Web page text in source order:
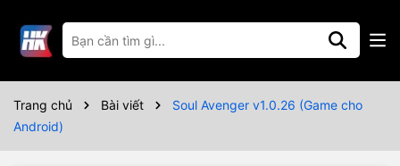
Trang chủ Bài viết
Soul Avenger v1.0.26 (Game cho
Android)